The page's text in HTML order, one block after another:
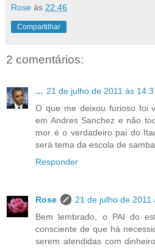
Rose às 22:46
Compartilhar
2 comentários:
... 21 de julho de 2011 às
O que me deixou furioso foi
em Andres Sanchez e não
mor é o verdadeiro pai do
será tema da escola de
Responder
Rose
21 de julho de 2011
Bem lembrado, o PAI do
consciente de que há
serem atendidas com